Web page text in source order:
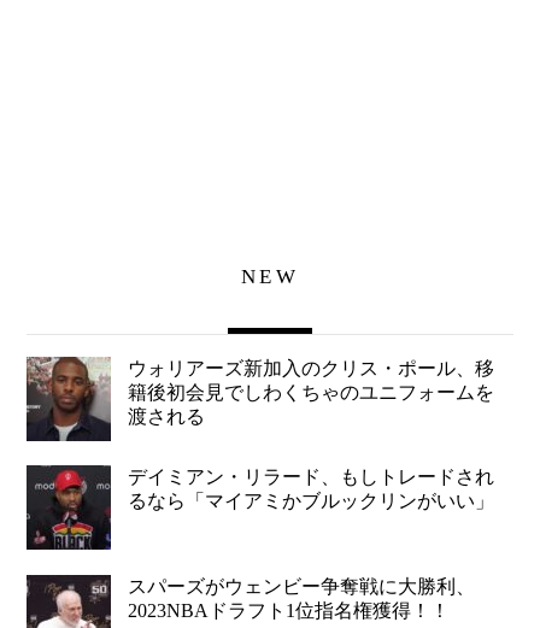
NEW
ウォリアーズ新加入のクリス・ポール、移
籍後初会見でしわくちゃのユニフォームを
渡される
デイミアン・リラード、もしトレードされ
るなら「マイアミかブルックリンがいい」
スパーズがウェンビー争奪戦に大勝利、
2023NBAドラフト1位指名権獲得！！